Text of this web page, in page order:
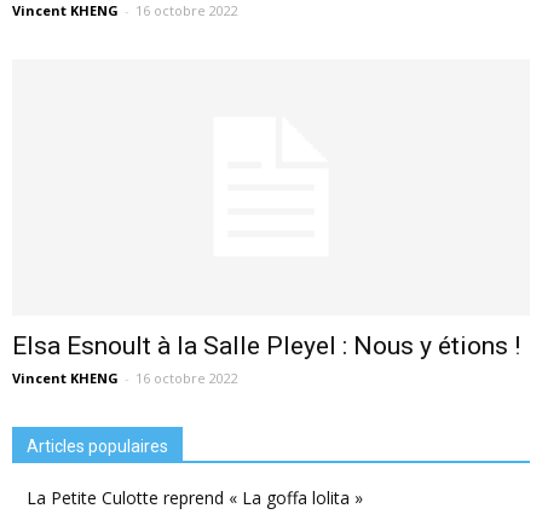
Vincent KHENG - 16 octobre 2022
Elsa Esnoult à la Salle Pleyel : Nous y étions !
Vincent KHENG - 16 octobre 2022
Articles populaires
La Petite Culotte reprend « La goffa lolita »